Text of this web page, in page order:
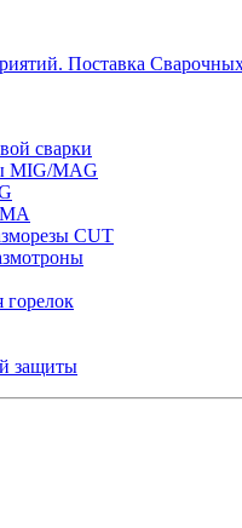
Поставка
сварки
MIG/MAG
CUT
горелок
защиты